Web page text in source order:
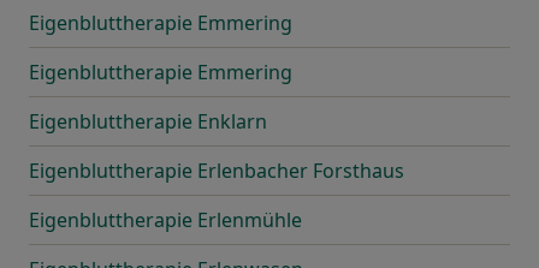
Eigenbluttherapie Emmering
Eigenbluttherapie Emmering
Eigenbluttherapie Enklarn
Eigenbluttherapie Erlenbacher Forsthaus
Eigenbluttherapie Erlenmühle